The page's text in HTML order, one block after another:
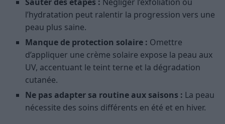
l’hydratation peut ralentir la progression vers une
peau plus saine.
Manque de protection solaire : Omettre
d’appliquer une crème solaire expose la peau aux
UV, accentuant le teint terne et la dégradation
cutanée.
Ne pas adapter sa routine aux saisons : La peau
nécessite des soins différents en été et en hiver.